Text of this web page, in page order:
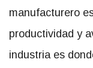
manufacturero
productividad y
industria es